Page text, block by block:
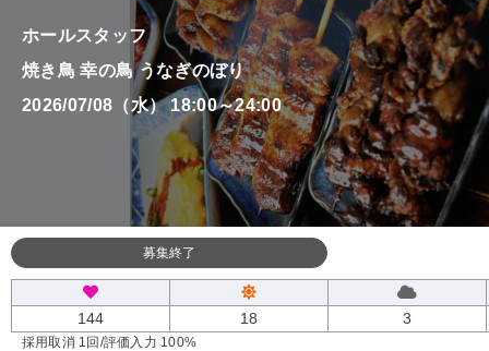
ホールスタッフ
焼き鳥 幸の鳥 うなぎのぼり
2026/07/08（水） 18:00～24:00
募集終了
144 18 3
採用取消 1回 /評価入力 100%